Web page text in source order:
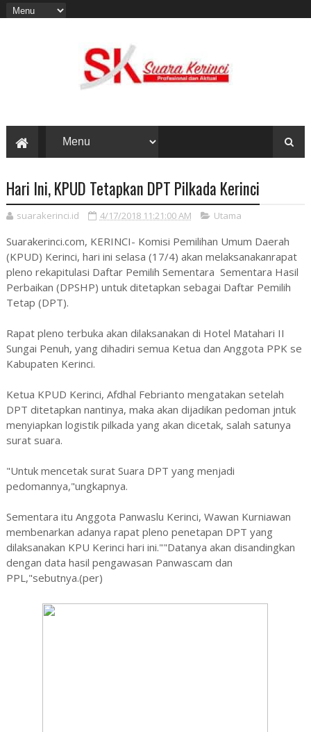
Hari Ini, KPUD Tetapkan DPT Pilkada Kerinci
suarakerinci.id 4/17/2018 11:21:00 AM Utama
Suarakerinci.com, KERINCI- Komisi Pemilihan Umum Daerah
(KPUD) Kerinci, hari ini selasa (17/4) akan melaksanakanrapat
pleno rekapitulasi Daftar Pemilih Sementara Sementara Hasil
Perbaikan (DPSHP) untuk ditetapkan sebagai Daftar Pemilih
Tetap (DPT).
Rapat pleno terbuka akan dilaksanakan di Hotel Matahari II
Sungai Penuh, yang dihadiri semua Ketua dan Anggota PPK se
Kabupaten Kerinci.
Ketua KPUD Kerinci, Afdhal Febrianto mengatakan setelah
DPT ditetapkan nantinya, maka akan dijadikan pedoman jntuk
menyiapkan logistik pilkada yang akan dicetak, salah satunya
surat suara.
"Untuk mencetak surat Suara DPT yang menjadi
pedomannya,"ungkapnya.
Sementara itu Anggota Panwaslu Kerinci, Wawan Kurniawan
membenarkan adanya rapat pleno penetapan DPT yang
dilaksanakan KPU Kerinci hari ini.""Datanya akan disandingkan
dengan data hasil pengawasan Panwascam dan
PPL,"sebutnya.(per)